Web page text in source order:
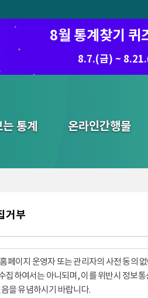
8월 통계찾기 퀴
8.7.(금) ~
통계 온라인간행물
거부
페이지 운영자 또는 관리자의 사전 동의
집하여서는 아니되며, 이를 위반시 정보
을 유념하시기 바랍니다.